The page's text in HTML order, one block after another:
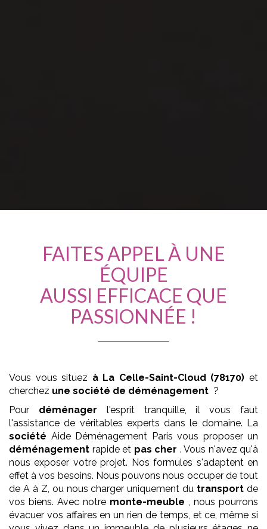
FAITES APPEL À UNE
ÉQUIPE
AUSSI EFFICACE QUE
PASSIONNÉE !
Vous vous situez à La Celle-Saint-Cloud (78170) et
cherchez une société de déménagement ?
Pour déménager l'esprit tranquille, il vous faut
l'assistance de véritables experts dans le domaine. La
société Aide Déménagement Paris vous proposer un
déménagement rapide et pas cher . Vous n'avez qu'à
nous exposer votre projet. Nos formules s'adaptent en
effet à vos besoins. Nous pouvons nous occuper de tout
de A à Z, ou nous charger uniquement du transport de
vos biens. Avec notre monte-meuble , nous pourrons
évacuer vos affaires en un rien de temps, et ce, même si